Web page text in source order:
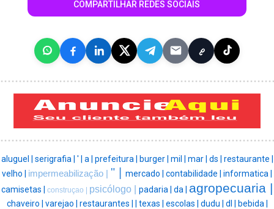
COMPARTILHAR REDES SOCIAIS
aluguel | serigrafia | ' | a | prefeitura | burger | mil | mar | ds | restaurante |
velho | impermeabilização | " | mercado | contabilidade | informatica |
camisetas | construçao | psicólogo | padaria | da | agropecuaria |
chaveiro | varejao | restaurantes | | texas | escolas | dudu | dl | bebida |